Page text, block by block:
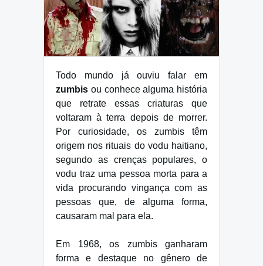
Todo mundo já ouviu falar em
zumbis ou conhece alguma história
que retrate essas criaturas que
voltaram à terra depois de morrer.
Por curiosidade, os zumbis têm
origem nos rituais do vodu haitiano,
segundo as crenças populares, o
vodu traz uma pessoa morta para a
vida procurando vingança com as
pessoas que, de alguma forma,
causaram mal para ela.
Em 1968, os zumbis ganharam
forma e destaque no gênero de